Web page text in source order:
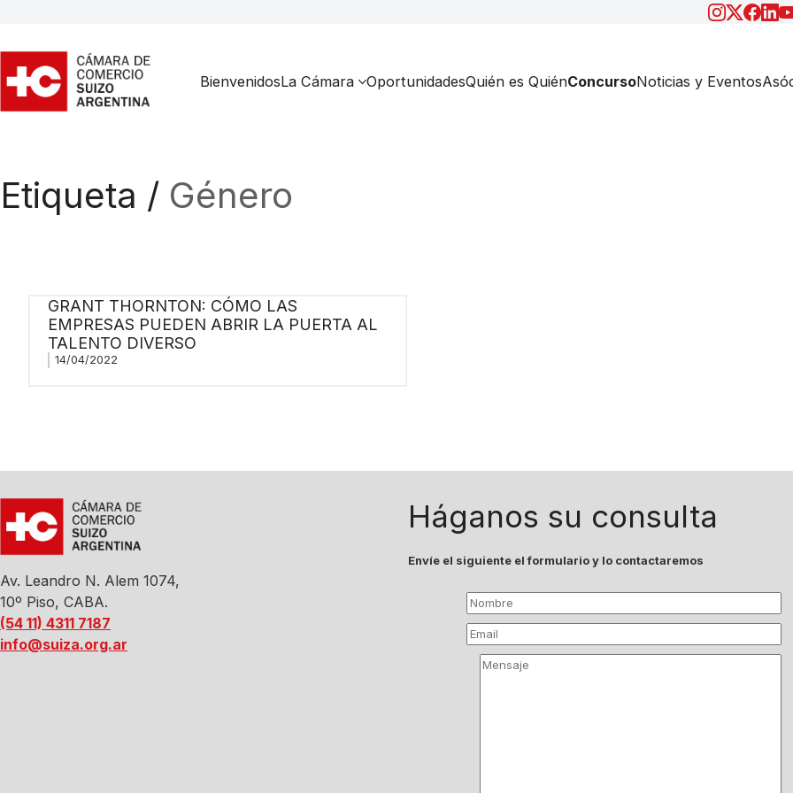
BienvenidosLa Cámara OportunidadesQuién es QuiénConcursoNoticias y Eventos
Etiqueta / Género
GRANT THORNTON: CÓMO LAS
EMPRESAS PUEDEN ABRIR LA PUERTA AL
TALENTO DIVERSO
14/04/2022
Av. Leandro N. Alem 1074,
10º Piso, CABA.
(54 11) 4311 7187
info@suiza.org.ar
Háganos su consulta
Envíe el siguiente el formulario y lo contactaremos